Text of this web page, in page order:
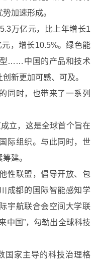
加速形成。
万亿元，比上年增长1
，增长10.5%。绿色能
型……中国的产品和技术
新更加可感、可及。
时，也带来了一系列
立，这是全球首个旨在
际组织。与此同时，世
建。
联盟，倡导开放、包
成都的国际智能感知学
宇航联合会空间大学联
中国”，勾勒出全球科技
家主导的科技治理格